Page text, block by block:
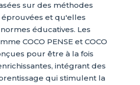
sur des méthodes
et qu'elles
éducatives. Les
COCO PENSE et COCO
pour être à la fois
intégrant des
qui stimulent la